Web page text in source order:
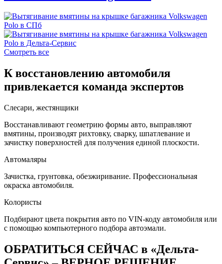
Смотреть все
К восстановлению автомобиля
привлекается команда экспертов
Слесари, жестянщики
Восстанавливают геометрию формы авто, выправляют
вмятины, производят рихтовку, сварку, шпатлевание и
зачистку поверхностей для получения единой плоскости.
Автомаляры
Зачистка, грунтовка, обезжиривание. Профессиональная
окраска автомобиля.
Колористы
Подбирают цвета покрытия авто по VIN-коду автомобиля или
с помощью компьютерного подбора автоэмали.
ОБРАТИТЬСЯ СЕЙЧАС в «Дельта-